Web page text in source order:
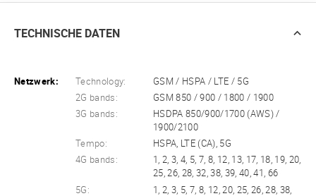
TECHNISCHE DATEN
Netzwerk: Technology:
GSM / HSPA / LTE / 5G
2G bands:
GSM 850 / 900 / 1800 / 1900
3G bands:
HSDPA 850/900/1700 (AWS) /
1900/2100
Tempo:
HSPA, LTE (CA), 5G
4G bands:
1, 2, 3, 4, 5, 7, 8, 12, 13, 17, 18, 19, 20,
25, 26, 28, 32, 38, 39, 40, 41, 66
5G:
1, 2, 3, 5, 7, 8, 12, 20, 25, 26, 28, 38,